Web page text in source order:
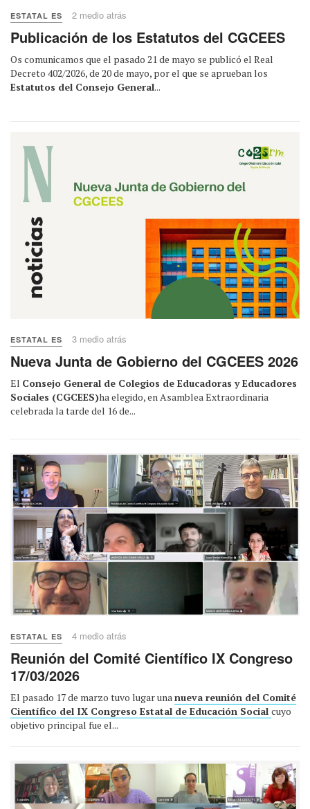
ESTATAL ES 2 medio atrás
Publicación de los Estatutos del CGCEES
Os comunicamos que el pasado 21 de mayo se publicó el Real
Decreto 402/2026, de 20 de mayo, por el que se aprueban los
Estatutos del Consejo General...
ESTATAL ES 3 medio atrás
Nueva Junta de Gobierno del CGCEES 2026
El Consejo General de Colegios de Educadoras y Educadores
Sociales (CGCEES)ha elegido, en Asamblea Extraordinaria
celebrada la tarde del 16 de...
ESTATAL ES 4 medio atrás
Reunión del Comité Científico IX Congreso
17/03/2026
El pasado 17 de marzo tuvo lugar una nueva reunión del Comité
Científico del IX Congreso Estatal de Educación Social cuyo
objetivo principal fue el...